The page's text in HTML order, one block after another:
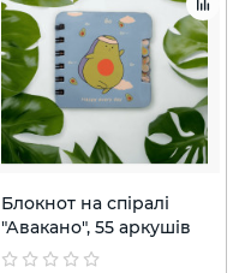
Блокнот на спіралі
"Авакано", 55 аркушів